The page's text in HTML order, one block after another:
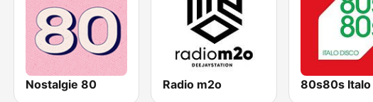
Nostalgie 80 Radio m2o